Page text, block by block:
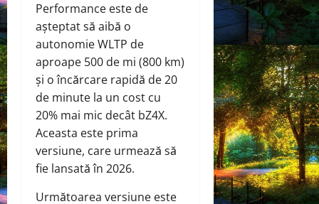
Performance este de
așteptat să aibă o
autonomie WLTP de
aproape 500 de mi (800 km)
și o încărcare rapidă de 20
de minute la un cost cu
20% mai mic decât bZ4X.
Aceasta este prima
versiune, care urmează să
fie lansată în 2026.
Următoarea versiune este